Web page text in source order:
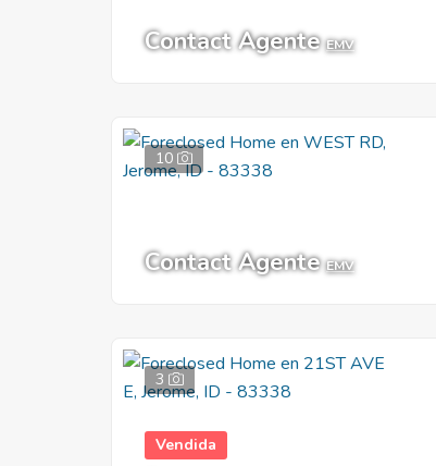
Contact Agente EMV
10
Contact Agente EMV
3
Vendida